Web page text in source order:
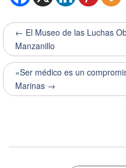
← El Museo de las Luchas
Manzanillo
«Ser médico es un
Marinas →